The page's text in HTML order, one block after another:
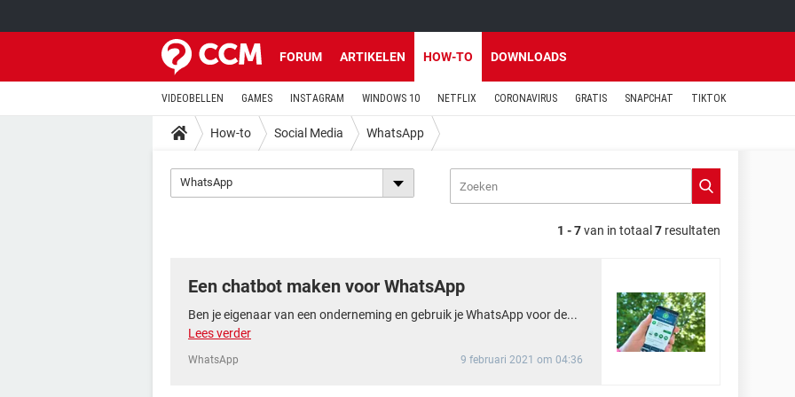
FORUM ARTIKELEN HOW-TO DOWNLOADS
VIDEOBELLEN GAMES INSTAGRAM WINDOWS 10 NETFLIX CORONAVIRUS GRATIS SNAPCHAT TIKTOK
How-to Social Media WhatsApp
WhatsApp
1 - 7van in totaal 7 resultaten
Een chatbot maken voor WhatsApp
Ben je eigenaar van een onderneming en gebruik je WhatsApp voor de...
Lees verder
WhatsApp 9 februari 2021 om 04:36